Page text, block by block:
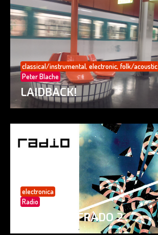
classical/instrumental, electronic, folk/acoustic
Peter Blache
LAIDBACK!
electronica
Radio
PAISAJE CIFRADO 2